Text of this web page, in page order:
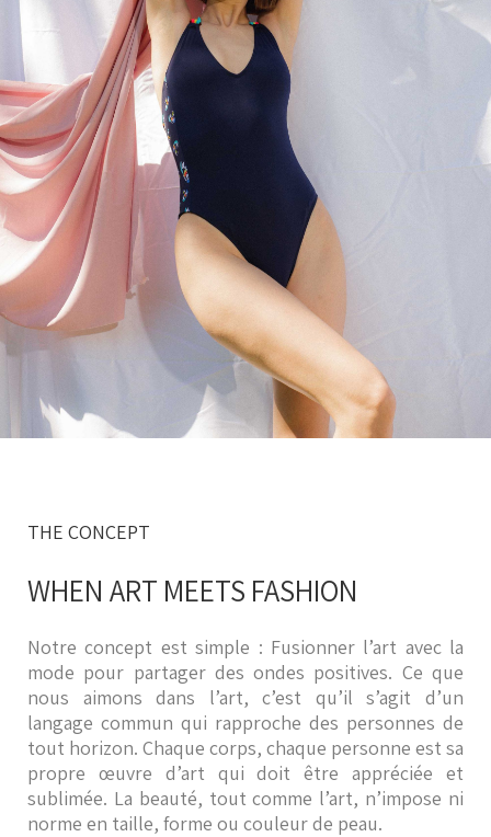
THE CONCEPT
WHEN ART MEETS FASHION
Notre concept est simple : Fusionner l’art avec la
mode pour partager des ondes positives. Ce que
nous aimons dans l’art, c’est qu’il s’agit d’un
langage commun qui rapproche des personnes de
tout horizon. Chaque corps, chaque personne est sa
propre œuvre d’art qui doit être appréciée et
sublimée. La beauté, tout comme l’art, n’impose ni
norme en taille, forme ou couleur de peau.